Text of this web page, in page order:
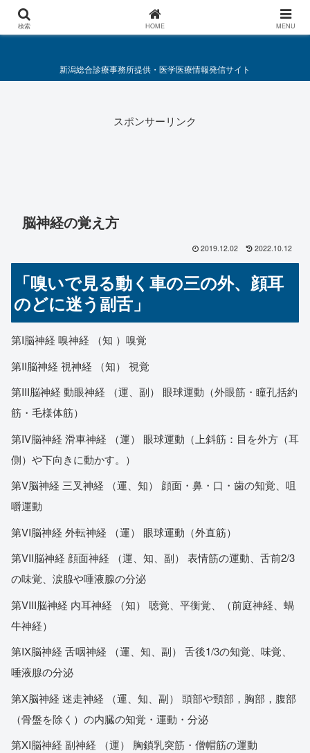
総合診療・救急医療施策要綱
新潟総合診療事務所提供・医学医療情報発信サイト
スポンサーリンク
脳神経の覚え方
2019.12.02 2022.10.12
「嗅いで見る動く車の三の外、顔耳
のどに迷う副舌」
第I脳神経 嗅神経 （知 ）嗅覚
第II脳神経 視神経 （知） 視覚
第III脳神経 動眼神経 （運、副） 眼球運動（外眼筋・瞳孔括約
筋・毛様体筋）
第IV脳神経 滑車神経 （運） 眼球運動（上斜筋：目を外方（耳
側）や下向きに動かす。）
第V脳神経 三叉神経 （運、知） 顔面・鼻・口・歯の知覚、咀
嚼運動
第VI脳神経 外転神経 （運） 眼球運動（外直筋）
第VII脳神経 顔面神経 （運、知、副） 表情筋の運動、舌前2/3
の味覚、涙腺や唾液腺の分泌
第VIII脳神経 内耳神経 （知） 聴覚、平衡覚、（前庭神経、蝸
牛神経）
第IX脳神経 舌咽神経 （運、知、副） 舌後1/3の知覚、味覚、
唾液腺の分泌
第X脳神経 迷走神経 （運、知、副） 頭部や頸部，胸部，腹部
（骨盤を除く）の内臓の知覚・運動・分泌
第XI脳神経 副神経 （運） 胸鎖乳突筋・僧帽筋の運動
検索 HOME MENU